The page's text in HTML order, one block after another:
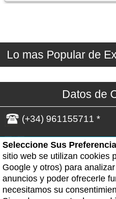
Seleccione Sus
sitio web se utilizan cookies
Google y otros) para
anuncios y poder ofrecerle
necesitamos su
Lo mas Popular de
Datos de
(+34) 961155711 *
WhatsApp(Solo
*- Horario de atención:
a 19:00h. Excepto los